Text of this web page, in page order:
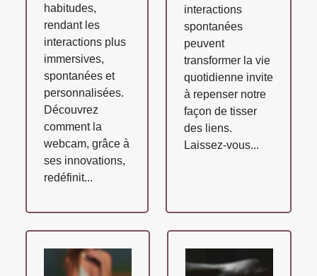
habitudes,
rendant les
interactions plus
immersives,
spontanées et
personnalisées.
Découvrez
comment la
webcam, grâce à
ses innovations,
redéfinit...
interactions
spontanées
peuvent
transformer la vie
quotidienne invite
à repenser notre
façon de tisser
des liens.
Laissez-vous...